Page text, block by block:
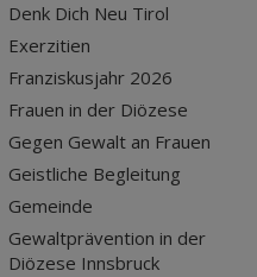
Denk Dich Neu Tirol
Exerzitien
Franziskusjahr 2026
Frauen in der Diözese
Gegen Gewalt an Frauen
Geistliche Begleitung
Gemeinde
Gewaltprävention in der
Diözese Innsbruck